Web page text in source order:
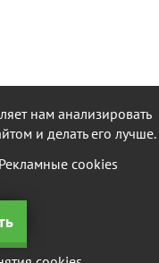
нам анализировать
и делать его лучше.
Рекламные cookies